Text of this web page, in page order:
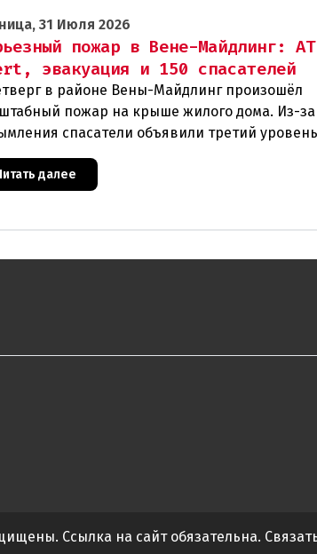
31 Июля 2026
пожар в Вене-Майдлинг:
эвакуация и 150 спасателей
в районе Вены-Майдлинг произошёл
пожар на крыше жилого дома. Из-за
спасатели объявили третий
36 единиц техники. Огонь
далее
Ссылка на сайт обязательна.